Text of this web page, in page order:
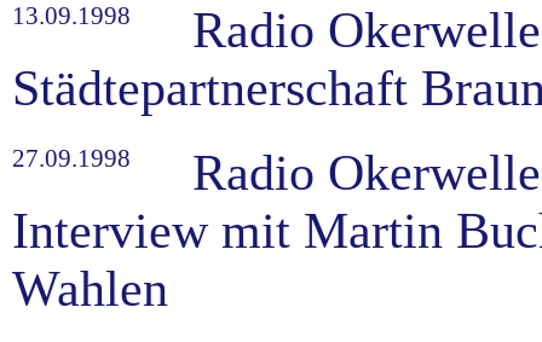
13.09.1998
Radio
Städtepartnerschaft
27.09.1998
Radio
Interview mit Martin
Wahlen